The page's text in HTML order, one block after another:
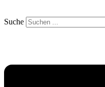
Suche